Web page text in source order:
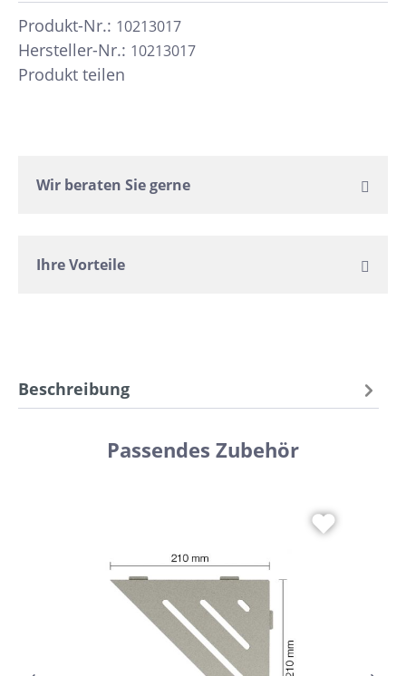
Hersteller-Nr.: 10213017
Produkt-Nr.: 10213017
Produkt teilen
Wir beraten Sie gerne
Ihre Vorteile
Beschreibung
Passendes Zubehör